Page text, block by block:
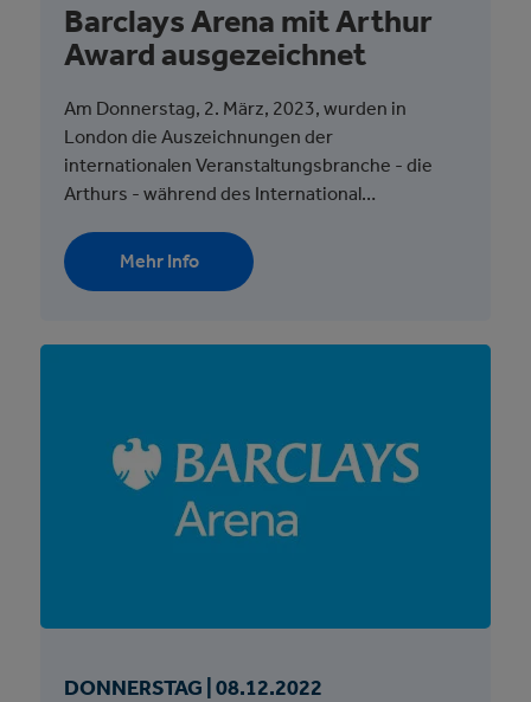
Barclays Arena mit Arthur
Award ausgezeichnet
Am Donnerstag, 2. März, 2023, wurden in
London die Auszeichnungen der
internationalen Veranstaltungsbranche - die
Arthurs - während des International…
Mehr Info
DONNERSTAG | 08.12.2022